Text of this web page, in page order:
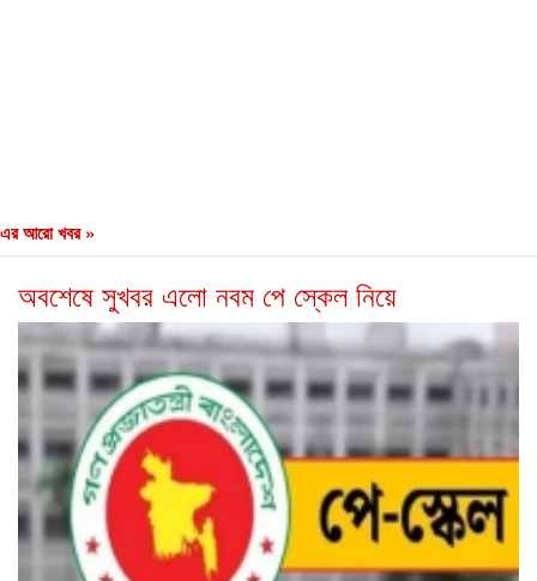
এর আরো খবর »
অবশেষে সুখবর এলো নবম পে স্কেল নিয়ে